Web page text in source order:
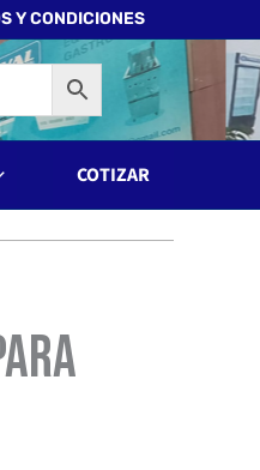
Y CONDICIONES
COTIZAR